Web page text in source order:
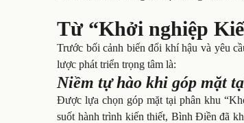
Từ “Khởi nghiệp
Trước bối cảnh biến đổi khí hậu và yêu
lược phát triển trọng tâm là:
Niềm tự hào khi góp mặt
Được lựa chọn góp mặt tại phân khu
suốt hành trình kiến thiết, Bình Điền đã